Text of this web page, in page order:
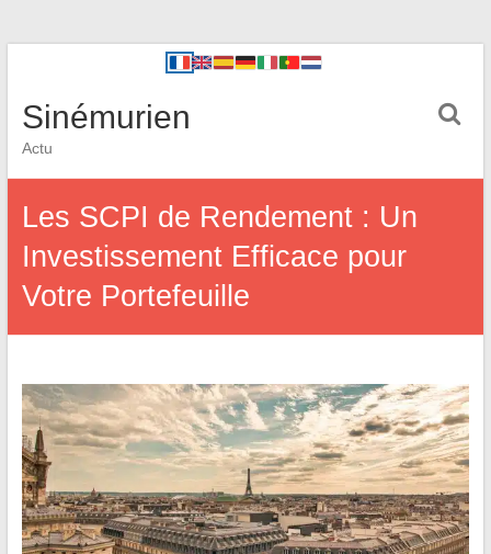
Sinémurien
Actu
Les SCPI de Rendement : Un
Investissement Efficace pour
Votre Portefeuille